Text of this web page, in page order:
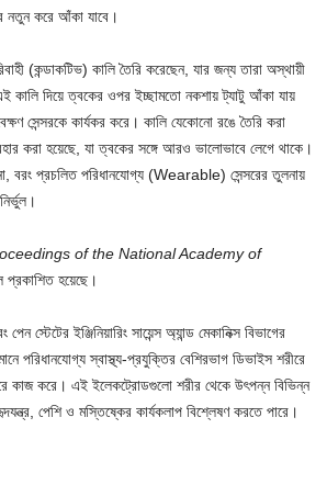
নতুন করে আঁকা যাবে।
(কন্ডাকটিভ) কালি তৈরি করেছেন, যার জন্য তারা অস্থায়ী
কালি দিয়ে ত্বকের ওপর ইচ্ছামতো নকশায় ট্যাটু আঁকা যায়
সেন্সরকে কার্যকর করে। কালি যেকোনো রঙে তৈরি করা
করা হয়েছে, যা ত্বকের সঙ্গে আরও ভালোভাবে লেগে থাকে।
বরং প্রচলিত পরিধানযোগ্য (Wearable) সেন্সরের তুলনায়
of the National Academy of
প্রকাশিত হয়েছে।
স্টেটের ইঞ্জিনিয়ারিং সায়েন্স অ্যান্ড মেকানিক্স বিভাগের
পরিধানযোগ্য স্বাস্থ্য-প্রযুক্তির বেশিরভাগ ডিভাইস শরীরে
কাজ করে। এই ইলেকট্রোডগুলো শরীর থেকে উৎপন্ন বিভিন্ন
পেশি ও মস্তিষ্কের কার্যকলাপ বিশ্লেষণ করতে পারে।